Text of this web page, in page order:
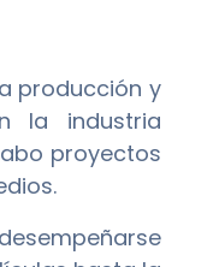
producción y
la industria
proyectos